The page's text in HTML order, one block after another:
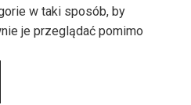
w taki sposób, by
je przeglądać pomimo